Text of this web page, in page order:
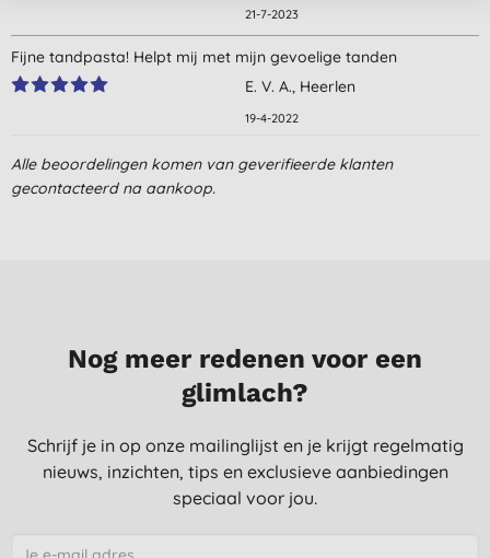
21-7-2023
Fijne tandpasta! Helpt mij met mijn gevoelige tanden
E. V. A., Heerlen
19-4-2022
lekkere smaak
7-6-2017
Ik was wel tevreden over deze tandpasta, maar geef de
bruinig, ziet er niet echt smakkelijk uit, maar de smaak zelf is
Alle beoordelingen komen van geverifieerde klanten
gecontacteerd na aankoop.
Nog meer redenen voor een
glimlach?
Schrijf je in op onze mailinglijst en je krijgt regelmatig
nieuws, inzichten, tips en exclusieve aanbiedingen
speciaal voor jou.